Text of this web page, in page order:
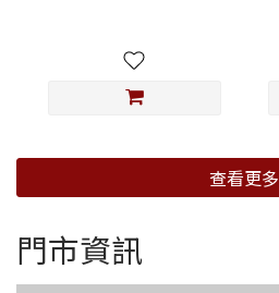
查看更多
門市資訊